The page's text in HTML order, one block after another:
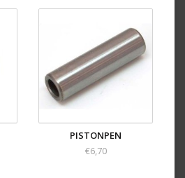
PISTONPEN
€6,70